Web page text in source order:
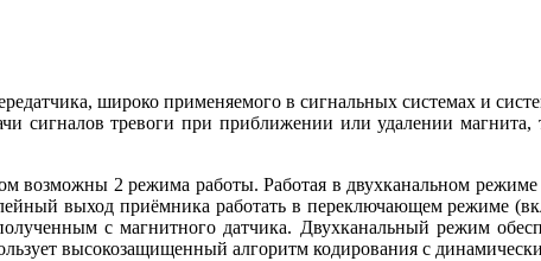
широко применяемого в сигнальных системах и
сигналов тревоги при приближении или удалении
возможны 2 режима работы. Работая в двухканальном
выход приёмника работать в переключающем режиме
с магнитного датчика. Двухканальный режим
высокозащищенный алгоритм кодирования с